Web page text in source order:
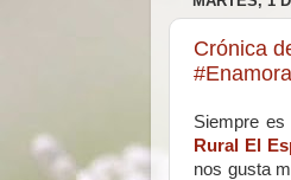
Crónica
Siempre
Rural El
nos gusta